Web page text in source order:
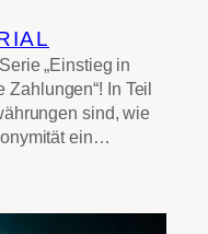
„Einstieg in
In Teil
sind, wie
ein…